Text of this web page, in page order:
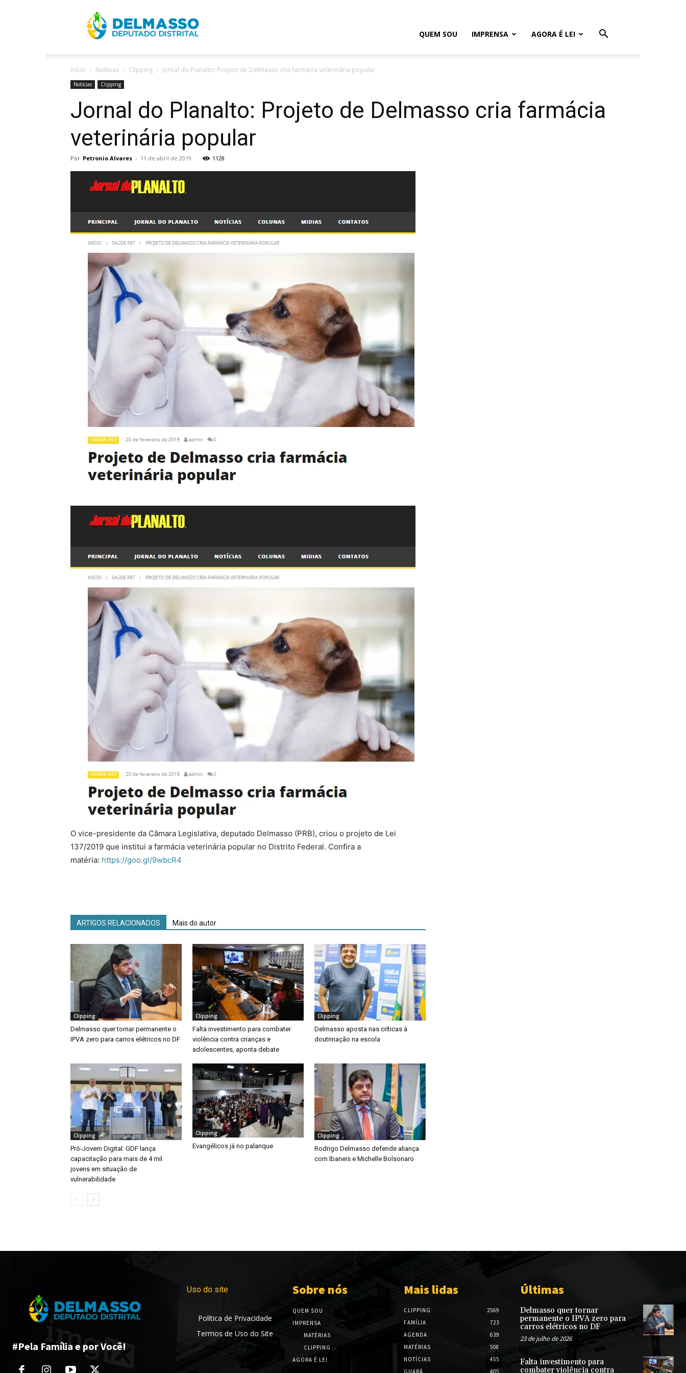
QUEM SOU IMPRENSA AGORA É LEI
Início Notícias Clipping Jornal do Planalto: Projeto de Delmasso cria farmácia veterinária popular
Notícias Clipping
Jornal do Planalto: Projeto de Delmasso cria farmácia
veterinária popular
Por Petronio Alvares - 11 de abril de 2019 1128
O vice-presidente da Câmara Legislativa, deputado Delmasso (PRB), criou o projeto de Lei
137/2019 que institui a farmácia veterinária popular no Distrito Federal. Confira a
matéria: https://goo.gl/9wbcR4
ARTIGOS RELACIONADOS Mais do autor
Clipping
Delmasso quer tornar permanente o
IPVA zero para carros elétricos no DF
Clipping
Falta investimento para combater
violência contra crianças e
adolescentes, aponta debate
Clipping
Delmasso aposta nas críticas à
doutrinação na escola
Clipping
Pró-Jovem Digital: GDF lança
capacitação para mais de 4 mil
jovens em situação de
vulnerabilidade
Clipping
Evangélicos já no palanque
Clipping
Rodrigo Delmasso defende aliança
com Ibaneis e Michelle Bolsonaro
#Pela Família e por Você!
Uso do site
Política de Privacidade
Termos de Uso do Site
Sobre nós
QUEM SOU
IMPRENSA
MATÉRIAS
CLIPPING
AGORA É LEI
Mais lidas
CLIPPING
2569
FAMÍLIA
723
AGENDA
639
MATÉRIAS
508
NOTÍCIAS
455
GUARÁ
405
Últimas
Delmasso quer tornar
permanente o IPVA zero para
carros elétricos no DF
23 de julho de 2026
Falta investimento para
combater violência contra